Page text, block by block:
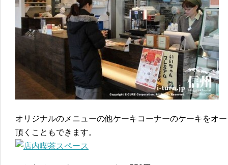
オリジナルのメニューの他ケーキコーナーのケーキをオ
頂くこともできます。